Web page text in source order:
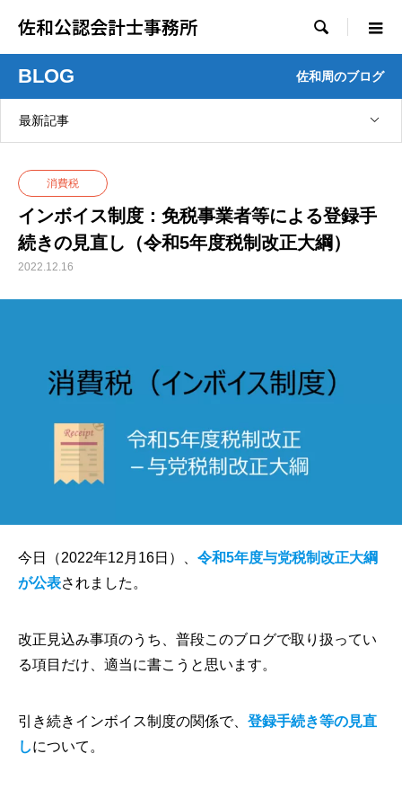
佐和公認会計士事務所 
BLOG 佐和周のブログ
最新記事
消費税
インボイス制度：免税事業者等による登録手
続きの見直し（令和5年度税制改正大綱）
2022.12.16
今日（2022年12月16日）、 令和5年度与党税制改正大綱
が公表されました。
改正見込み事項のうち、普段このブログで取り扱ってい
る項目だけ、適当に書こうと思います。
引き続きインボイス制度の関係で、 登録手続き等の見直
しについて。